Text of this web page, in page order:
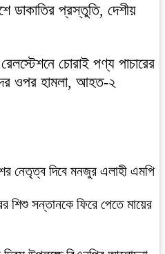
ডাকাতির প্রস্তুতি, দেশীয়
চোরাই পণ্য পাচারের
ওপর হামলা, আহত-২
নেতৃত্ব দিবে মনজুর এলাহী এমপি
শিশু সন্তানকে ফিরে পেতে মায়ের